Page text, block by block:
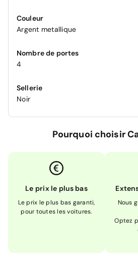
Couleur
Argent metallique
Nombre de portes
4
Sellerie
Noir
Pourquoi choisir
Le prix le plus bas
Le prix le plus bas garanti,
pour toutes les voitures.
Nous
Optez